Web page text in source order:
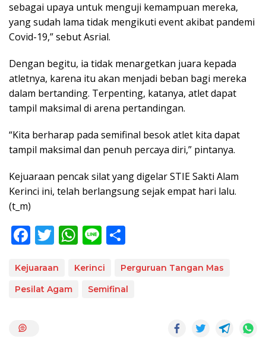
sebagai upaya untuk menguji kemampuan mereka,
yang sudah lama tidak mengikuti event akibat pandemi
Covid-19,” sebut Asrial.
Dengan begitu, ia tidak menargetkan juara kepada
atletnya, karena itu akan menjadi beban bagi mereka
dalam bertanding. Terpenting, katanya, atlet dapat
tampil maksimal di arena pertandingan.
“Kita berharap pada semifinal besok atlet kita dapat
tampil maksimal dan penuh percaya diri,” pintanya.
Kejuaraan pencak silat yang digelar STIE Sakti Alam
Kerinci ini, telah berlangsung sejak empat hari lalu.
(t_m)
F
e
b
T
itt
er
W
at
Li
e ar
e
Kejuaraan Kerinci
Perguruan Tangan Mas
Pesilat Agam
Semifinal